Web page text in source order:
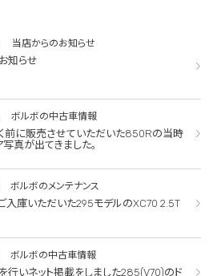
当店からのお知らせ
知らせ
ボルボの中古車情報
前に販売させていただいた850Rの当時
真が出てきました。
ボルボのメンテナンス
入庫いただいた295モデルのXC70 2.5T
ボルボの中古車情報
行いネット掲載をしました285(V70)のド